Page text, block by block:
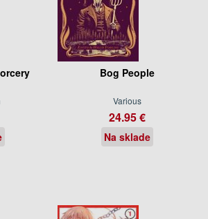
Bog People
Various
24.95 €
Na sklade